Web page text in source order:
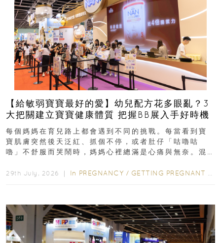
【給敏弱寶寶最好的愛】幼兒配方花多眼亂？3
大把關建立寶寶健康體質 把握BB展入手好時機
每個媽媽在育兒路上都會遇到不同的挑戰。每當看到寶
寶肌膚突然後天泛紅、抓個不停，或者肚仔「咕嚕咕
嚕」不舒服而哭鬧時，媽媽心裡總滿是心痛與無奈。混
29th July, 2026 ｜ In PREGNANCY / GETTING PREGNANT